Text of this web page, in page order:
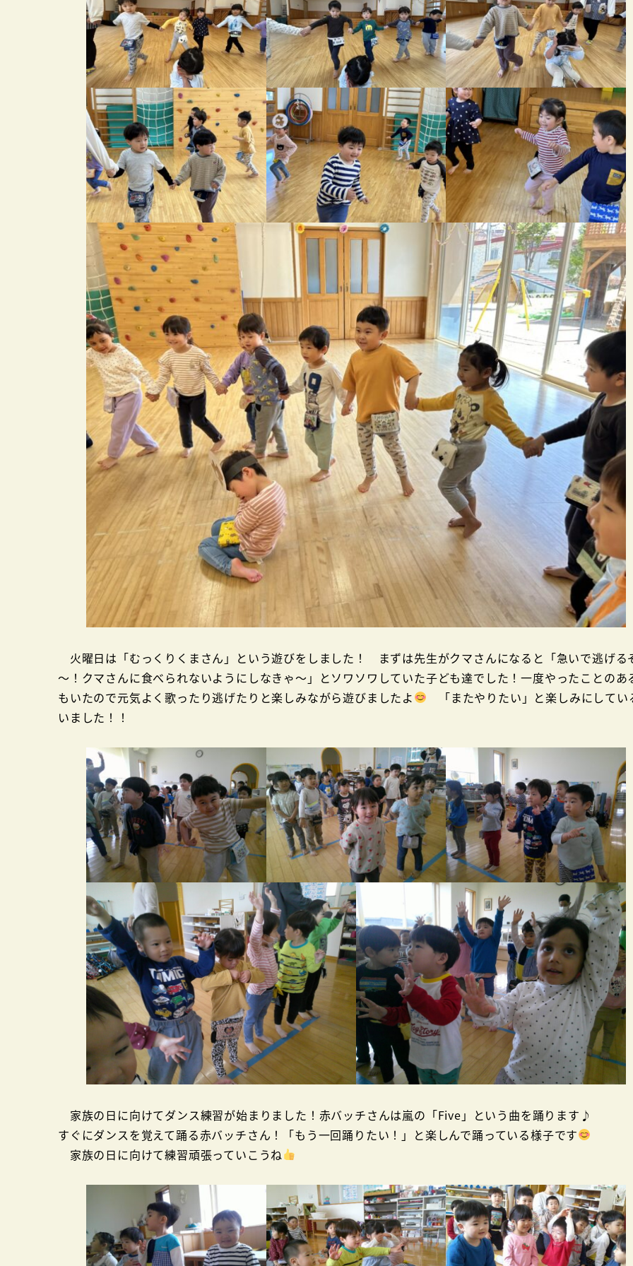
火曜日は「むっくりくまさん」という遊びをしました！ まずは先生がクマさんになると「急いで逃げる
～！クマさんに食べられないようにしなきゃ～」とソワソワしていた子ども達でした！一度やったことのあ
もいたので元気よく歌ったり逃げたりと楽しみながら遊びましたよ
「またやりたい」と楽しみにしてい
いました！！
家族の日に向けてダンス練習が始まりました！赤バッチさんは嵐の「Five」という曲を踊ります♪
すぐにダンスを覚えて踊る赤バッチさん！「もう一回踊りたい！」と楽しんで踊っている様子です
家族の日に向けて練習頑張っていこうね